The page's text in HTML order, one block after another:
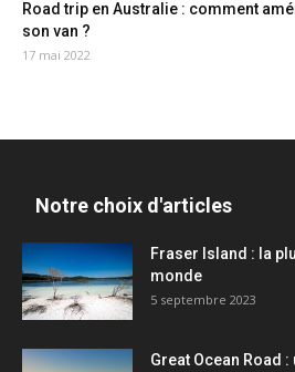
Road trip en Australie : comment
son van ?
17 mai 2022
Notre choix d'articles
Fraser Island : la
monde
5 septembre 2023
Great Ocean Road